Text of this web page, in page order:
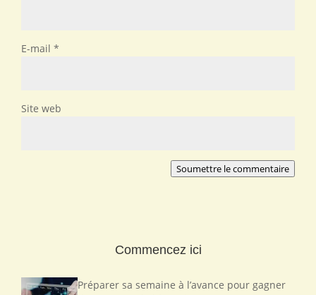
E-mail *
Site web
Soumettre le commentaire
Commencez ici
Préparer sa semaine à l’avance pour gagner